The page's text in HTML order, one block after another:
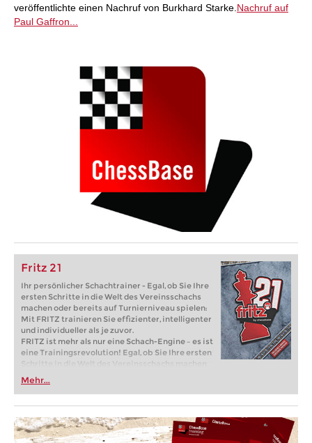
veröffentlichte einen Nachruf von Burkhard Starke. Nachruf auf
Paul Gaffron...
Fritz 21
Ihr persönlicher Schachtrainer - Egal, ob Sie Ihre
ersten Schritte in die Welt des Vereinsschachs
machen oder bereits auf Turnierniveau spielen:
Mit FRITZ trainieren Sie effizienter, intelligenter
und individueller als je zuvor.
FRITZ ist mehr als nur eine Schach-Engine – es ist
eine Trainingsrevolution! Egal, ob Sie Ihre ersten
Schritte in die Welt des Vereinsschachs machen
oder bereits auf Turnierniveau spielen: Mit
FRITZ trainieren Sie effizienter, intelligenter und
individueller als je zuvor.
Mehr...